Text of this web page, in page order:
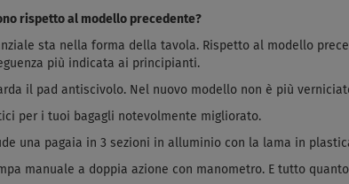
rispetto al modello precedente?
sta nella forma della tavola. Rispetto al modello
più indicata ai principianti.
il pad antiscivolo. Nel nuovo modello non è più
per i tuoi bagagli notevolmente migliorato.
una pagaia in 3 sezioni in alluminio con la lama in
manuale a doppia azione con manometro. E tutto